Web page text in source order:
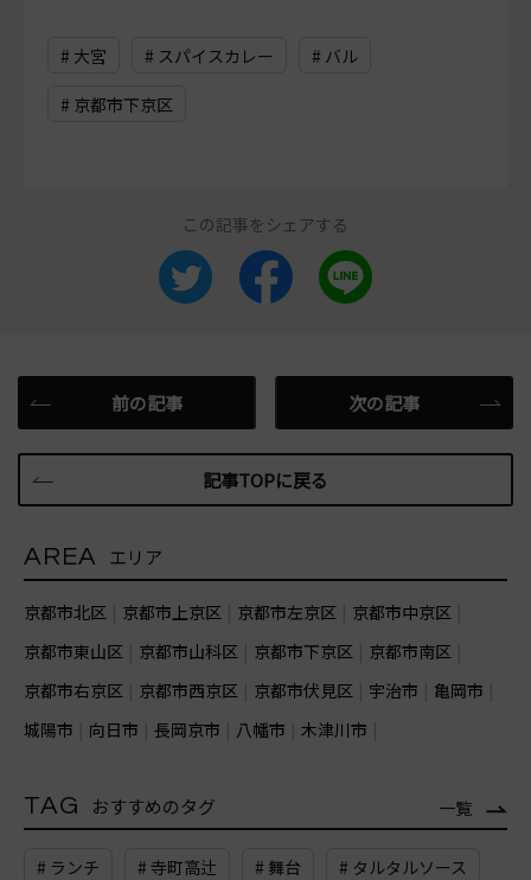
# 大宮 # スパイスカレー # バル
# 京都市下京区
この記事をシェアする
前の記事
記事TOPに戻る
次の記事
AREA エリア
京都市北区 京都市上京区 京都市左京区
京都市中京区
京都市東山区
京都市山科区 京都市下京区
京都市南区
京都市右京区
京都市西京区 京都市伏見区 宇治市
亀岡市
城陽市
向日市 長岡京市 八幡市 木津川市
TAG おすすめのタグ 一覧
# ランチ # 寺町高辻 # 舞台 # タルタルソース